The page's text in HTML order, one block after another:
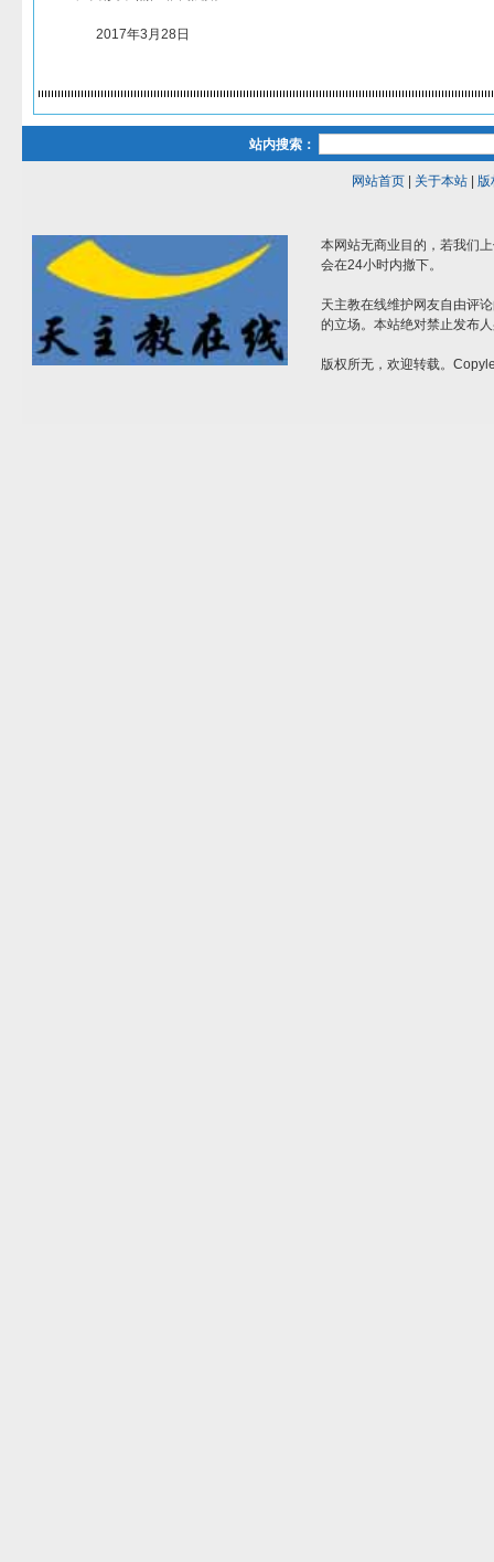
2017年3月28日
站内搜索：
网站首页| 关于本站| 版
本网站无商业目的，若我们
会在24小时内撤下。
天主教在线维护网友自由评
的立场。本站绝对禁止发布
版权所无，欢迎转载。